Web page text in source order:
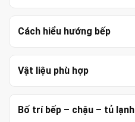
Cách hiểu hướng bếp
Vật liệu phù hợp
Bố trí bếp – chậu – tủ lạnh